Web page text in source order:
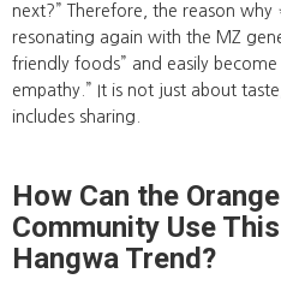
next?” Therefore, the reason
resonating again with the MZ
friendly foods” and easily
empathy.” It is not just about
includes sharing.
How Can the
Community Use
Hangwa Trend?